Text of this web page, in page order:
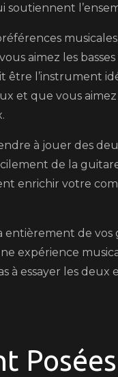
soutiennent
aimez les
être l’instrument
et que vous
à jouer des
de la
enrichir votre
entièrement de
expérience
à essayer les deux